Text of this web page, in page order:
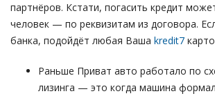
партнёров. Кстати, погасить кредит
человек — по реквизитам из договора.
банка, подойдёт любая Ваша kredit7
Раньше Приват авто работало по
лизинга — это когда машина